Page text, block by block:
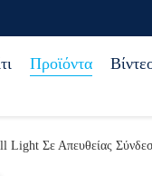
Προϊόντα
Light Σε Απευθείας